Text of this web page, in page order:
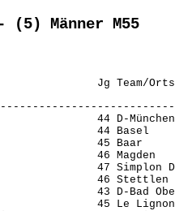
(5) Männer M55
44 D-
44 Basel
45 Baar
46 Magden
47 Simplon
46
43 D-Bad
45 Le